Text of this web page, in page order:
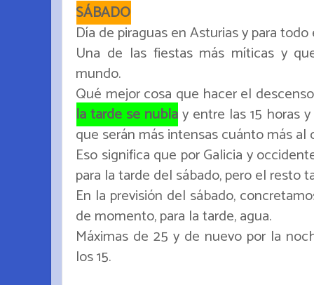
SÁBADO
Día de piraguas en Asturias y para
Una de las fiestas más míticas y
mundo.
Qué mejor cosa que hacer el
la tarde se nublay entre las 15 horas
que serán más intensas cuánto más
Eso significa que por Galicia y
para la tarde del sábado, pero el resto
En la previsión del sábado,
de momento, para la tarde, agua.
Máximas de 25 y de nuevo por la
los 15.